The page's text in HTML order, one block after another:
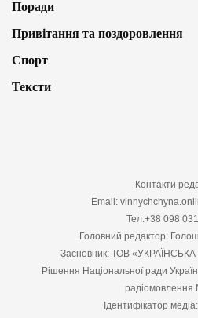
Поради
Привітання та поздоровлення
Спорт
Тексти
Контакти
Email:
Тел:+38 098
Головний редактор:
Засновник: ТОВ
Рішення Національної ради
Ідентифікатор